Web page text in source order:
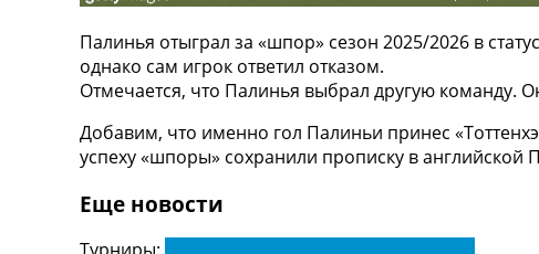
ТВ программа
RU
UA
Categories
Главная
Новости футбола
Палинья отыграл за «шпор» сезон 2025/2026 в
однако сам игрок ответил отказом.
Отмечается, что Палинья выбрал другую команду.
Добавим, что именно гол Палиньи принес
успеху «шпоры» сохранили прописку в английской
Еще новости